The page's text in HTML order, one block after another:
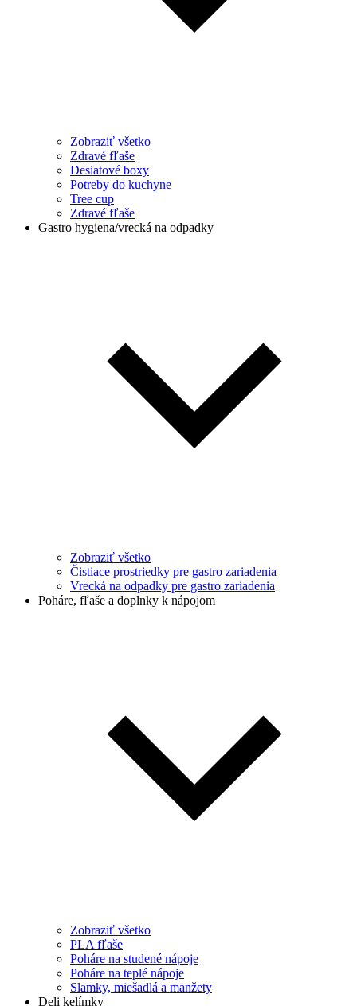
Zobraziť všetko
Zdravé fľaše
Desiatové boxy
Potreby do kuchyne
Tree cup
Zdravé fľaše
Gastro hygiena/vrecká na odpadky
Zobraziť všetko
Čistiace prostriedky pre gastro zariadenia
Vrecká na odpadky pre gastro zariadenia
Poháre, fľaše a doplnky k nápojom
Zobraziť všetko
PLA fľaše
Poháre na studené nápoje
Poháre na teplé nápoje
Slamky, miešadlá a manžety
Deli kelímky